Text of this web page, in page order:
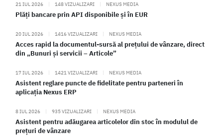
21 IUL 2026 | 148 VIZUALIZARI | NEXUS MEDIA
Plăți bancare prin API disponibile și în EUR
20 IUL 2026 | 1416 VIZUALIZARI | NEXUS MEDIA
Acces rapid la documentul-sursă al prețului de vânzare, direct
din „Bunuri și servicii – Articole”
17 IUL 2026 | 1421 VIZUALIZARI | NEXUS MEDIA
Asistent reglare puncte de fidelitate pentru parteneri în
aplicația Nexus ERP
8 IUL 2026 | 935 VIZUALIZARI | NEXUS MEDIA
Asistent pentru adăugarea articolelor din stoc în modulul de
prețuri de vânzare